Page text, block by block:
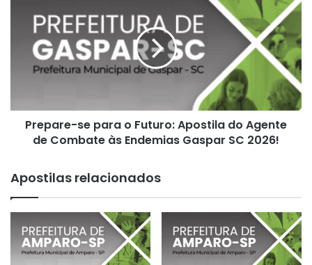
Futuro:
Apostila
de
Combate
SC
2026!
Prepare-se para o Futuro: Apostila do Agente
de Combate às Endemias Gaspar SC 2026!
Apostilas relacionados